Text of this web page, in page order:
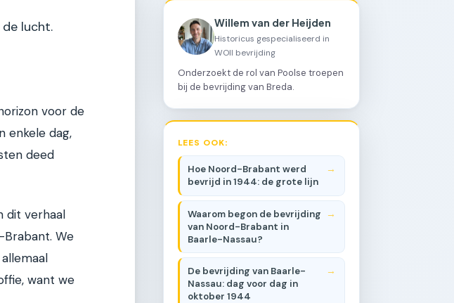
lucht.
voor de
enkele dag,
deed
dit verhaal
We
want we
Willem van der Heijden
Historicus gespecialiseerd in
WOII bevrijding
Onderzoekt de rol van Poolse troepen
bij de bevrijding van Breda.
LEES OOK:
Hoe Noord-Brabant werd
bevrijd in 1944: de grote lijn
Waarom begon de bevrijding
van Noord-Brabant in
Baarle-Nassau?
De bevrijding van Baarle-
Nassau: dag voor dag in
oktober 1944